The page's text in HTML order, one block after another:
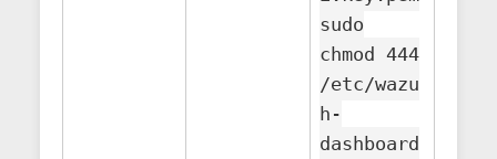
sudo
chmod 444
/etc/wazu
h-
dashboard